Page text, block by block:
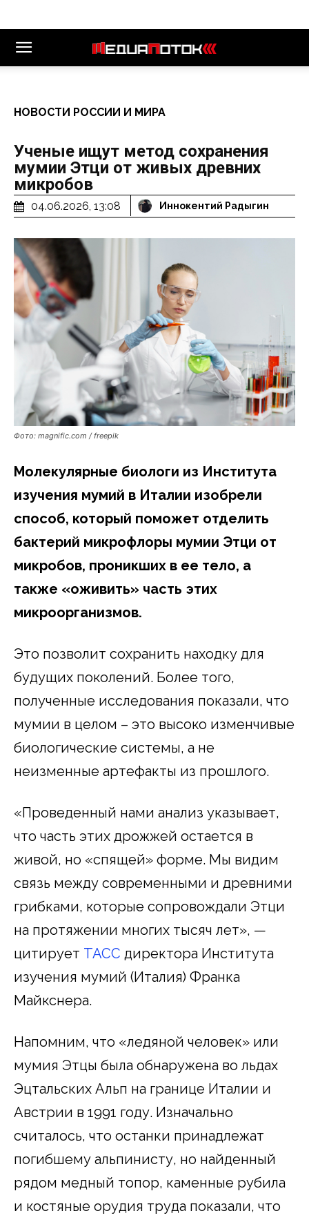
НОВОСТИ РОССИИ И МИРА
Ученые ищут метод сохранения
мумии Этци от живых древних
микробов
04.06.2026, 13:08 Иннокентий Радыгин
Фото: magnific.com / freepik
Молекулярные биологи из Института
изучения мумий в Италии изобрели
способ, который поможет отделить
бактерий микрофлоры мумии Этци от
микробов, проникших в ее тело, а
также «оживить» часть этих
микроорганизмов.
Это позволит сохранить находку для
будущих поколений. Более того,
полученные исследования показали, что
мумии в целом – это высоко изменчивые
биологические системы, а не
неизменные артефакты из прошлого.
«Проведенный нами анализ указывает,
что часть этих дрожжей остается в
живой, но «спящей» форме. Мы видим
связь между современными и древними
грибками, которые сопровождали Этци
на протяжении многих тысяч лет», —
цитирует ТАСС директора Института
изучения мумий (Италия) Франка
Майкснера.
Напомним, что «ледяной человек» или
мумия Этцы была обнаружена во льдах
Эцтальских Альп на границе Италии и
Австрии в 1991 году. Изначально
считалось, что останки принадлежат
погибшему альпинисту, но найденный
рядом медный топор, каменные рубила
и костяные орудия труда показали, что